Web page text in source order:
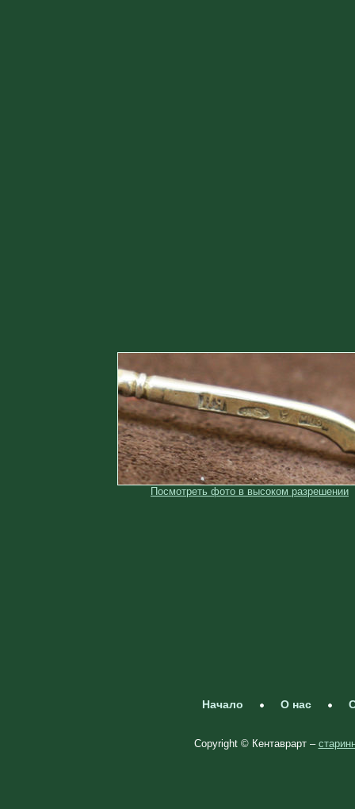
Посмотреть фото в высоком разрешении
Начало О нас
Copyright © Кентаврарт –